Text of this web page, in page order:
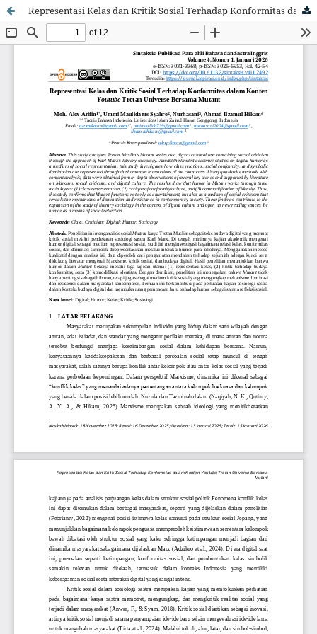
Representasi Kelas dan Kritik Sosial Terhadap Konformitas dalam Konten Youtube Tretan Universe Bersama Mutant